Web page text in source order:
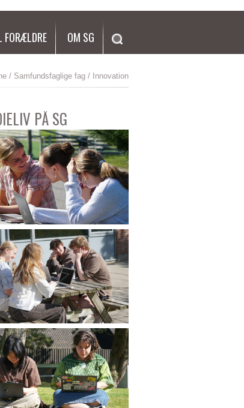
FORÆLDRE OM SG
/ Samfundsfaglige fag / Innovation
PÅ SG